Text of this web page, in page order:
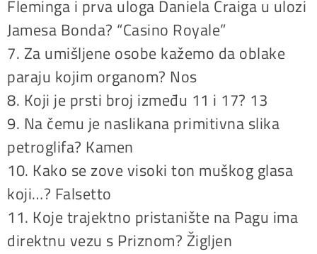
Fleminga i prva uloga Daniela Craiga u ulozi
Jamesa Bonda? “Casino Royale”
7. Za umišljene osobe kažemo da oblake
paraju kojim organom? Nos
8. Koji je prsti broj između 11 i 17? 13
9. Na čemu je naslikana primitivna slika
petroglifa? Kamen
10. Kako se zove visoki ton muškog glasa
koji…? Falsetto
11. Koje trajektno pristanište na Pagu ima
direktnu vezu s Priznom? Žigljen